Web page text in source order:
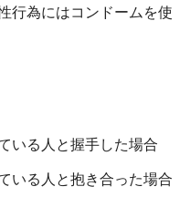
行為にはコンドームを使
いる人と握手した場合
いる人と抱き合った場合